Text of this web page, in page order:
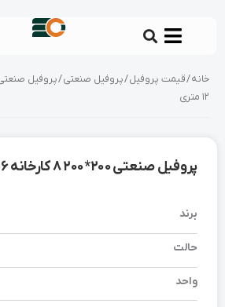
خانه/قیمت پروفیل/پروفیل صنعتی
12 متری
پروفیل صنعتی 200*200 8 کارخانه 6 متری / 12 متری
برند
حالت
واحد